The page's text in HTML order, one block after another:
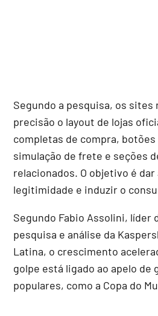
Segundo a pesquisa, os sites
precisão o layout de lojas
completas de compra,
simulação de frete e seções
relacionados. O objetivo é dar
legitimidade e induzir o
Segundo Fabio Assolini, líder
pesquisa e análise da
Latina, o crescimento
golpe está ligado ao apelo de
populares, como a Copa do